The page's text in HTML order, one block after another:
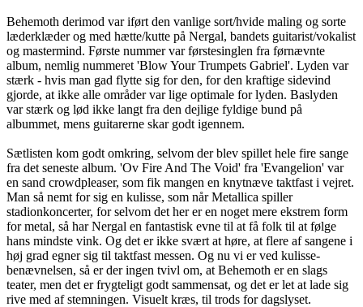
Behemoth derimod var iført den vanlige sort/hvide maling og sorte
læderklæder og med hætte/kutte på Nergal, bandets guitarist/vokalist
og mastermind. Første nummer var førstesinglen fra førnævnte
album, nemlig nummeret 'Blow Your Trumpets Gabriel'. Lyden var
stærk - hvis man gad flytte sig for den, for den kraftige sidevind
gjorde, at ikke alle områder var lige optimale for lyden. Baslyden
var stærk og lød ikke langt fra den dejlige fyldige bund på
albummet, mens guitarerne skar godt igennem.
Sætlisten kom godt omkring, selvom der blev spillet hele fire sange
fra det seneste album. 'Ov Fire And The Void' fra 'Evangelion' var
en sand crowdpleaser, som fik mangen en knytnæve taktfast i vejret.
Man så nemt for sig en kulisse, som når Metallica spiller
stadionkoncerter, for selvom det her er en noget mere ekstrem form
for metal, så har Nergal en fantastisk evne til at få folk til at følge
hans mindste vink. Og det er ikke svært at høre, at flere af sangene i
høj grad egner sig til taktfast messen. Og nu vi er ved kulisse-
benævnelsen, så er der ingen tvivl om, at Behemoth er en slags
teater, men det er frygteligt godt sammensat, og det er let at lade sig
rive med af stemningen. Visuelt kræs, til trods for dagslyset.